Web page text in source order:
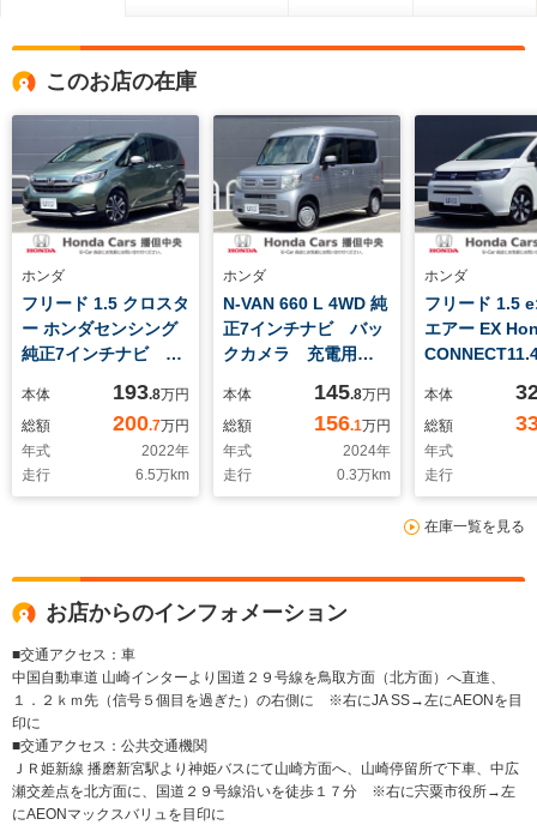
このお店の在庫
ホンダ
フリード 1.5 クロスタ
ー ホンダセンシング
純正7インチナビ
本体 193.8万円
総額
200.7万円
年式
2022年
走行
6.5万km
ホンダ
N-VAN 660 L 4WD 純
正7インチナビ バッ
クカメラ 充電用
レスエントリーシステ
ム 電動格納式ドアミ
ラー UVカット機
能付フロントウインド
ウガラス フロントシ
ョンランプ
本体 145.8万円
総額
156.1万円
年式
2024年
走行
0.3万km
ホンダ
フリード 1.5
エアー EX
本体
総額
年式
走行
在庫一覧を見る
お店からのインフォメーション
■交通アクセス：車
中国自動車道 山崎インターより国道２９号線を鳥取方面（北方面）へ直進、
１．２ｋｍ先（信号５個目を過ぎた）の右側に ※右にJA SS→左にAEONを目
印に
■交通アクセス：公共交通機関
ＪＲ姫新線 播磨新宮駅より神姫バスにて山崎方面へ、山崎停留所で下車、中広
瀬交差点を北方面に、国道２９号線沿いを徒歩１７分 ※右に宍粟市役所→左
にAEONマックスバリュを目印に